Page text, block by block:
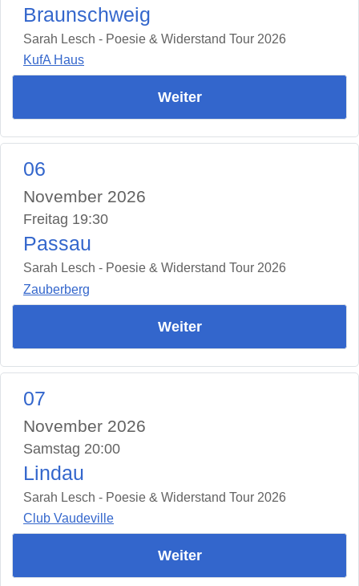
Braunschweig
Sarah Lesch - Poesie & Widerstand Tour 2026
KufA Haus
Weiter
06
November 2026
Freitag 19:30
Passau
Sarah Lesch - Poesie & Widerstand Tour 2026
Zauberberg
Weiter
07
November 2026
Samstag 20:00
Lindau
Sarah Lesch - Poesie & Widerstand Tour 2026
Club Vaudeville
Weiter